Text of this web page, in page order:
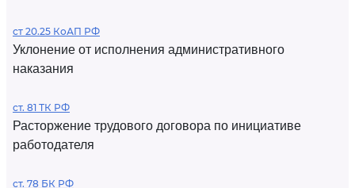
ст 20.25 КоАП РФ
Уклонение от исполнения административного
наказания
ст. 81 ТК РФ
Расторжение трудового договора по инициативе
работодателя
ст. 78 БК РФ